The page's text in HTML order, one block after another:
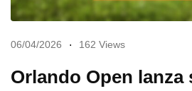
06/04/2026 162 Views
Orlando Open lanza